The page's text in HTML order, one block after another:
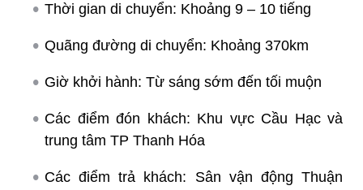
Thời gian di chuyển: Khoảng 9 – 10 tiếng
Quãng đường di chuyển: Khoảng 370km
Giờ khởi hành: Từ sáng sớm đến tối muộn
Các điểm đón khách: Khu vực Cầu Hạc và
trung tâm TP Thanh Hóa
Các điểm trả khách: Sân vận động Thuận